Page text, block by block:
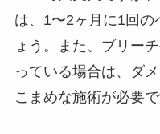
は、1〜2ヶ月に1回の
ょう。また、ブリー
っている場合は、ダ
こまめな施術が必要で